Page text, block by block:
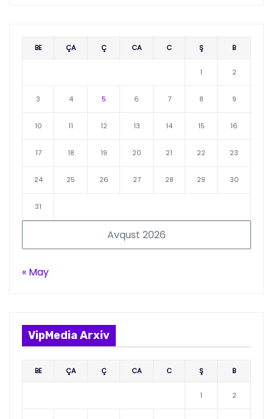
Avqust 2026
BE ÇA Ç CA C Ş B
1 2
3 4 5 6 7 8 9
10 11 12 13 14 15 16
17 18 19 20 21 22 23
24 25 26 27 28 29 30
31
« May
VipMedia Arxiv
BE ÇA Ç CA C Ş B
1 2